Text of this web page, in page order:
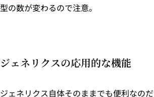
型の数が変わるので注意。
ジェネリクスの応用的な機能
ジェネリクス自体そのままでも便利なの